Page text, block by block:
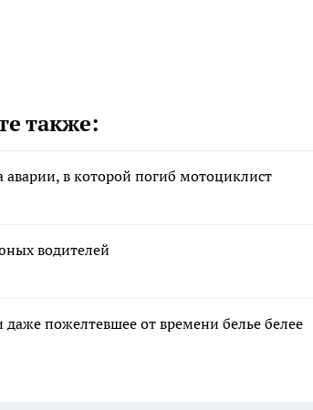
также:
аварии, в которой погиб мотоциклист
водителей
даже пожелтевшее от времени белье белее